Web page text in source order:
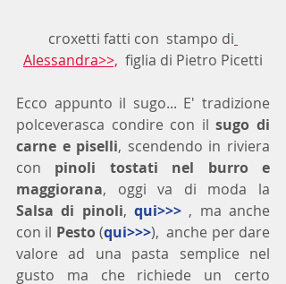
croxetti fatti con  stampo di
Alessandra>>,
  figlia di Pietro Picetti
Ecco appunto il sugo... E' tradizione
polceverasca condire con il sugo di
carne e piselli, scendendo in riviera
con pinoli tostati nel burro e
maggiorana
Salsa di pinoli, qui>>> , ma anche
con il Pesto (qui>>>),  anche per dare
valore ad una pasta semplice nel
gusto ma che richiede un certo